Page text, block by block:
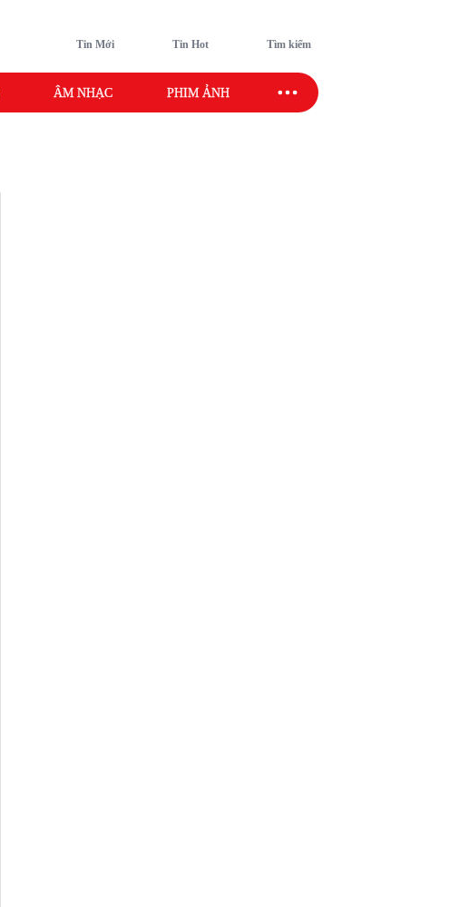
Tin Mới Tin Hot Tìm kiếm
ÂM NHẠC PHIM ẢNH SAO SPORT